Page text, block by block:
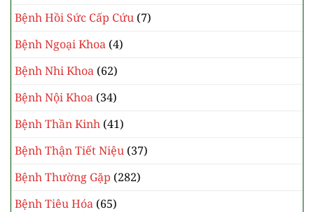
Bệnh Hồi Sức Cấp Cứu (7)
Bệnh Ngoại Khoa (4)
Bệnh Nhi Khoa (62)
Bệnh Nội Khoa (34)
Bệnh Thần Kinh (41)
Bệnh Thận Tiết Niệu (37)
Bệnh Thường Gặp (282)
Bệnh Tiêu Hóa (65)